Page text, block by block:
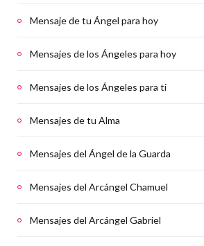
Mensaje de tu Ángel para hoy
Mensajes de los Ángeles para hoy
Mensajes de los Ángeles para ti
Mensajes de tu Alma
Mensajes del Ángel de la Guarda
Mensajes del Arcángel Chamuel
Mensajes del Arcángel Gabriel